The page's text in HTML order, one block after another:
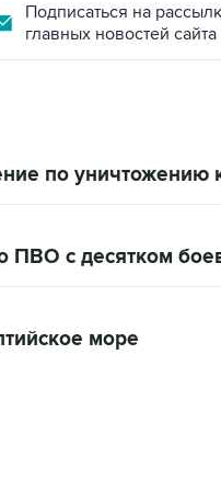
Подписаться на
главных новостей сайта
по уничтожению
ПВО с десятком
море